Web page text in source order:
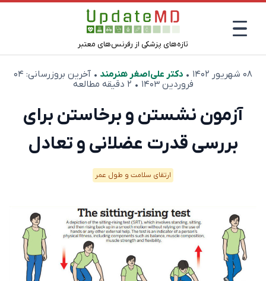
تازه‌های پزشکی از رفرنس‌های معتبر
۰۸ شهریور ۱۴۰۲ • دکتر علی‌اصغر هنرمند • آخرین بروزرسانی: ۰۴
فروردین ۱۴۰۳
• ۲ دقیقه مطالعه
آزمون نشستن و برخاستن برای
بررسی قدرت عضلانی و تعادل
ارتقای سلامت و طول عمر